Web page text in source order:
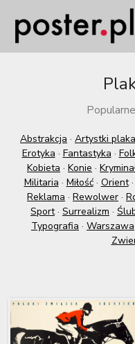
Abstrakcja · Artystki
Erotyka · Fantastyka ·
Kobieta · Konie ·
Militaria · Miłość· Orient·
Reklama · Rewolwer ·
Sport· Surrealizm ·
Typografia · Warszawa